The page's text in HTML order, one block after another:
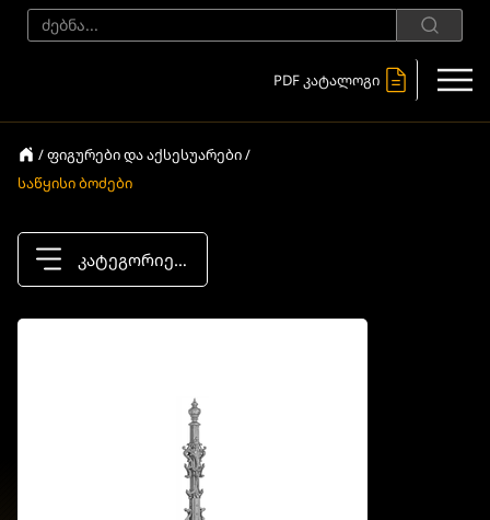
PDF კატალოგი
/ ფიგურები და აქსესუარები /
საწყისი ბოძები
კატეგორიები